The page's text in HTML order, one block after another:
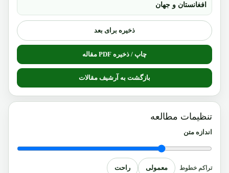
افغانستان و جهان
ذخیره برای بعد
چاپ / ذخیره PDF مقاله
بازگشت به آرشیف مقالات
تنظیمات مطالعه
اندازه متن
تراکم خطوط معمولی راحت